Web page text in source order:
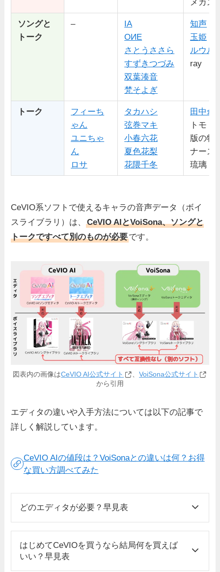
メカス
ソングと
トーク
–
IA
OИE
さとうささら
すずきつづみ
双葉湊音
梵そよぎ
知声
玉姫
ルウル
ray
トーク
フィーち
ゃん
ユニちゃ
ん
ロサ
タカハシ
弦巻マキ
小春六花
夏色花梨
花隈千冬
田中傘
トモ（
版の特
ナース
琉璃
CeVIO系ソフトで使えるキャラの音声データ（ボイ
スライブラリ）は、CeVIO AIとVoiSona、ソングと
トークですべて別のものが必要です。
図表内の画像はCeVIO AI公式サイト 、 VoiSona公式サイト
から引用
エディタの違いや入手方法については以下の記事で
詳しく解説しています。
CeVIO AIの値段は？VoiSonaとの違いは何？お得
な買い方調べてみた
どのエディタが必要？早見表
はじめてCeVIOを買うなら結局何を買えば
いい？早見表